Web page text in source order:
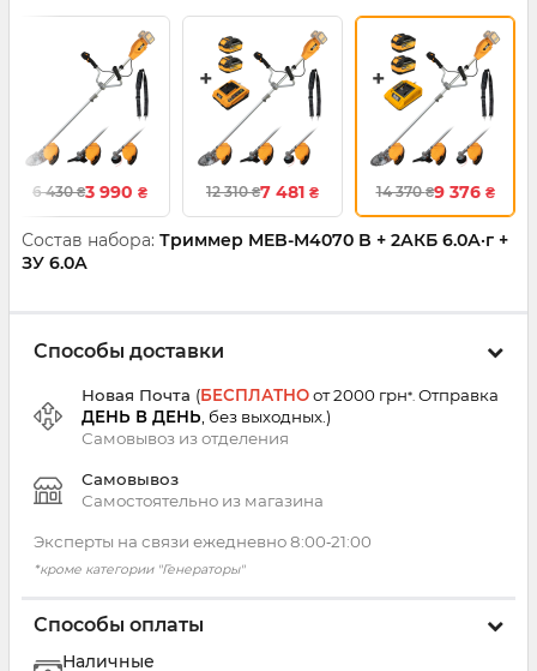
6 430₴3 990 ₴ 12 310₴7 481 ₴ 14 370₴9 376 ₴
Состав набора: Триммер MEB-M4070 B + 2АКБ 6.0А·г +
ЗУ 6.0А
Способы доставки
Новая Почта (БЕСПЛАТНОот 2000 грн*. Отправка
ДЕНЬ В ДЕНЬ , без выходных.)
Самовывоз изотделения
Самовывоз
Самостоятельно из магазина
Эксперты на связи ежедневно 8:00‑21:00
*кроме категории "Генераторы"
Способы оплаты
Наличные